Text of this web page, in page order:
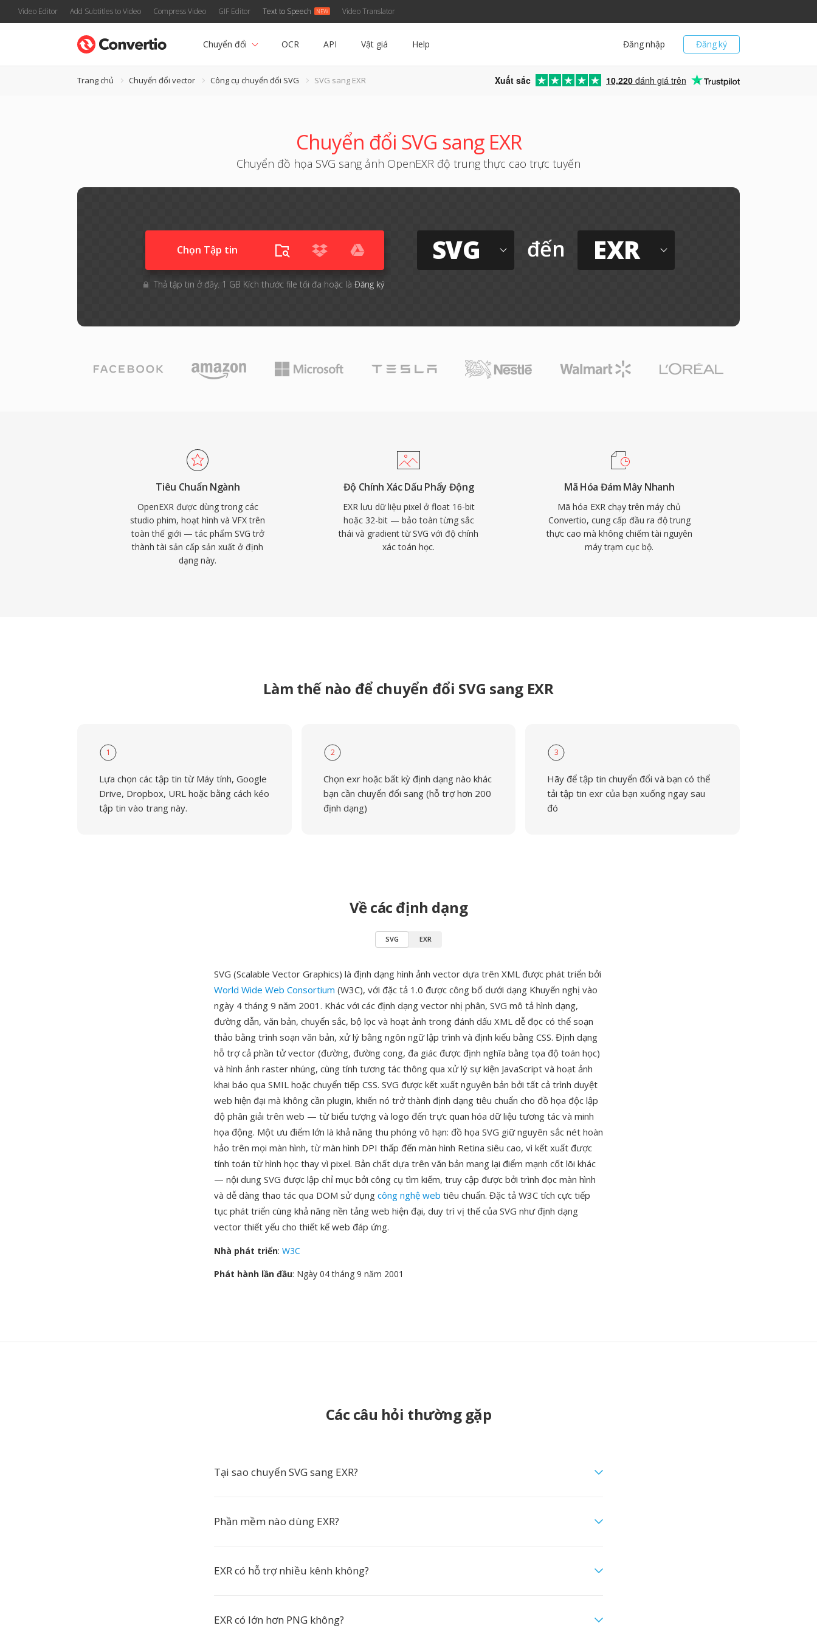
Video Editor Add Subtitles to Video Compress Video GIF Editor Text to Speech Video Translator
Đăng ký
Đăng nhập
Chuyển đổi OCR API Vật giá Help
Trang chủ Chuyển đổi vector Công cụ chuyển đổi SVG SVG sang EXR Xuất sắc 10,220 đánh giá trên
Chuyển đổi SVG sang EXR
Chuyển đồ họa SVG sang ảnh OpenEXR độ trung thực cao trực tuyến
Chọn Tập tin
Thả tập tin ở đây. 1 GB Kích thước file tối đa hoặc là Đăng ký
SVG đến EXR
Tiêu Chuẩn Ngành
OpenEXR được dùng trong các
studio phim, hoạt hình và VFX trên
toàn thế giới — tác phẩm SVG trở
thành tài sản cấp sản xuất ở định
dạng này.
Độ Chính Xác Dấu Phẩy Động
EXR lưu dữ liệu pixel ở float 16-bit
hoặc 32-bit — bảo toàn từng sắc
thái và gradient từ SVG với độ chính
xác toán học.
Mã Hóa Đám Mây Nhanh
Mã hóa EXR chạy trên máy chủ
Convertio, cung cấp đầu ra độ trung
thực cao mà không chiếm tài nguyên
máy trạm cục bộ.
Làm thế nào để chuyển đổi SVG sang EXR
1
Lựa chọn các tập tin từ Máy tính, Google
Drive, Dropbox, URL hoặc bằng cách kéo
tập tin vào trang này.
2
Chọn exr hoặc bất kỳ định dạng nào khác
bạn cần chuyển đổi sang (hỗ trợ hơn 200
định dạng)
3
Hãy để tập tin chuyển đổi và bạn có thể
tải tập tin exr của bạn xuống ngay sau
đó
Về các định dạng
SVG EXR
SVG (Scalable Vector Graphics) là định dạng hình ảnh vector dựa trên XML được phát triển bởi
World Wide Web Consortium (W3C), với đặc tả 1.0 được công bố dưới dạng Khuyến nghị vào
ngày 4 tháng 9 năm 2001. Khác với các định dạng vector nhị phân, SVG mô tả hình dạng,
đường dẫn, văn bản, chuyển sắc, bộ lọc và hoạt ảnh trong đánh dấu XML dễ đọc có thể soạn
thảo bằng trình soạn văn bản, xử lý bằng ngôn ngữ lập trình và định kiểu bằng CSS. Định dạng
hỗ trợ cả phần tử vector (đường, đường cong, đa giác được định nghĩa bằng tọa độ toán học)
và hình ảnh raster nhúng, cùng tính tương tác thông qua xử lý sự kiện JavaScript và hoạt ảnh
khai báo qua SMIL hoặc chuyển tiếp CSS. SVG được kết xuất nguyên bản bởi tất cả trình duyệt
web hiện đại mà không cần plugin, khiến nó trở thành định dạng tiêu chuẩn cho đồ họa độc lập
độ phân giải trên web — từ biểu tượng và logo đến trực quan hóa dữ liệu tương tác và minh
họa động. Một ưu điểm lớn là khả năng thu phóng vô hạn: đồ họa SVG giữ nguyên sắc nét hoàn
hảo trên mọi màn hình, từ màn hình DPI thấp đến màn hình Retina siêu cao, vì kết xuất được
tính toán từ hình học thay vì pixel. Bản chất dựa trên văn bản mang lại điểm mạnh cốt lõi khác
— nội dung SVG được lập chỉ mục bởi công cụ tìm kiếm, truy cập được bởi trình đọc màn hình
và dễ dàng thao tác qua DOM sử dụng công nghệ web tiêu chuẩn. Đặc tả W3C tích cực tiếp
tục phát triển cùng khả năng nền tảng web hiện đại, duy trì vị thế của SVG như định dạng
vector thiết yếu cho thiết kế web đáp ứng.
Nhà phát triển: W3C
Phát hành lần đầu: Ngày 04 tháng 9 năm 2001
Các câu hỏi thường gặp
Tại sao chuyển SVG sang EXR?
Phần mềm nào dùng EXR?
EXR có hỗ trợ nhiều kênh không?
EXR có lớn hơn PNG không?